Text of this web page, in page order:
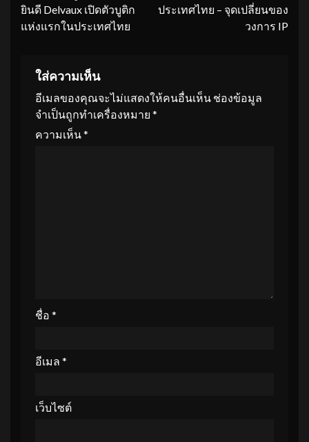
ยินดี Delvaux เปิดตัวบูติก
แห่งแรกในประเทศไทย
ประเทศไทย – จุดเปลี่ยนของ
วงการ IP
ใส่ความเห็น
อีเมลของคุณจะไม่แสดงให้คนอื่นเห็น ช่องข้อมูล
จำเป็นถูกทำเครื่องหมาย *
ความเห็น*
ชื่อ *
อีเมล *
เว็บไซต์